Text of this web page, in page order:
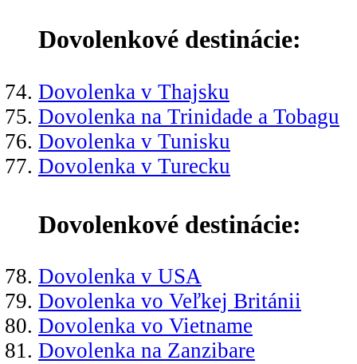
Dovolenkové destinácie:
Dovolenka v Thajsku
Dovolenka na Trinidade a Tobagu
Dovolenka v Tunisku
Dovolenka v Turecku
Dovolenkové destinácie:
Dovolenka v USA
Dovolenka vo Veľkej Británii
Dovolenka vo Vietname
Dovolenka na Zanzibare